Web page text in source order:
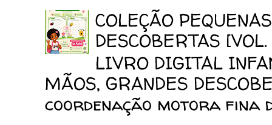
COLEÇÃO
DESCOBERTAS [VOL.
LIVRO DIGITAL
MÃOS, GRANDES
coordenação motora fina